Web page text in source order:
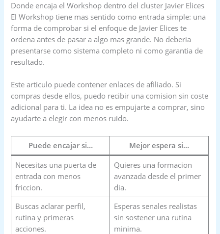
Donde encaja el Workshop dentro del cluster Javier Elices
El Workshop tiene mas sentido como entrada simple: una
forma de comprobar si el enfoque de Javier Elices te
ordena antes de pasar a algo mas grande. No deberia
presentarse como sistema completo ni como garantia de
resultado.
Este articulo puede contener enlaces de afiliado. Si
compras desde ellos, puedo recibir una comision sin coste
adicional para ti. La idea no es empujarte a comprar, sino
ayudarte a elegir con menos ruido.
Puede encajar si…
Mejor espera si…
Necesitas una puerta de
entrada con menos
friccion.
Quieres una formacion
avanzada desde el primer
dia.
Buscas aclarar perfil,
rutina y primeras
acciones.
Esperas senales realistas
sin sostener una rutina
minima.